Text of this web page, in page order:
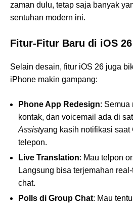
zaman dulu, tetap saja banyak
sentuhan modern ini.
Fitur-Fitur Baru di iOS 26
Selain desain, fitur iOS 26 juga
iPhone makin gampang:
Phone App Redesign: Semua
kontak, dan voicemail ada di
Assistyang kasih notifikasi saat
telepon.
Live Translation: Mau telpon
Langsung bisa terjemahan
chat.
Polls di Group Chat: Mau